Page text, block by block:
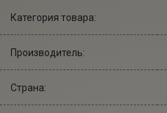
Категория товара:
Производитель:
Страна: